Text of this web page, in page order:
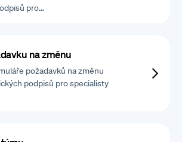
pro…
na změnu
požadavků na změnu
podpisů pro specialisty